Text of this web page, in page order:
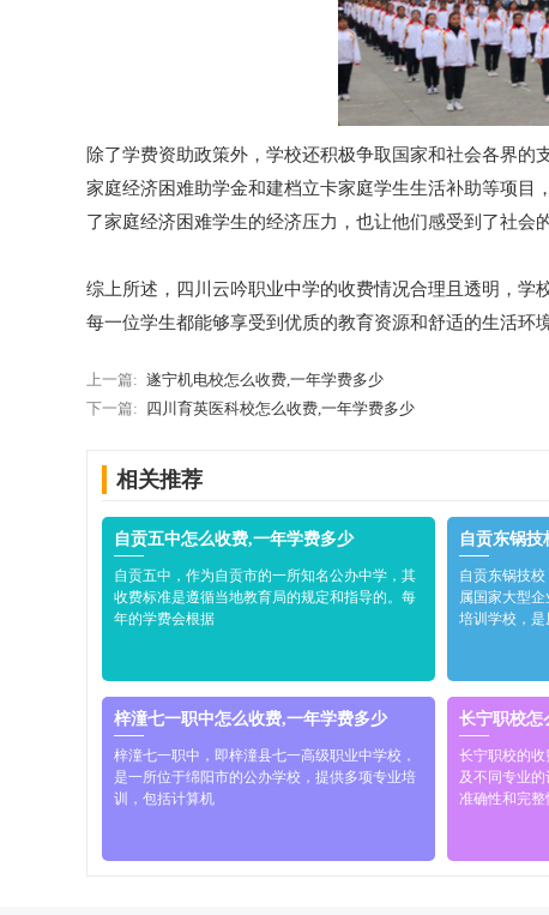
除了学费资助政策外，学校还积极争取国家和社会各界
家庭经济困难助学金和建档立卡家庭学生生活补助等项
了家庭经济困难学生的经济压力，也让他们感受到了社会
综上所述，四川云吟职业中学的收费情况合理且透明，学
每一位学生都能够享受到优质的教育资源和舒适的生活环境
上一篇: 遂宁机电校怎么收费,一年学费多少
下一篇: 四川育英医科校怎么收费,一年学费多少
相关推荐
自贡五中怎么收费,一年学费多少
自贡五中，作为自贡市的一所知名公办中学，其
收费标准是遵循当地教育局的规定和指导的。每
年的学费会根据
自贡东锅
自贡东锅技
属国家大型
培训学校，是
梓潼七一职中怎么收费,一年学费多少
梓潼七一职中，即梓潼县七一高级职业中学校，
是一所位于绵阳市的公办学校，提供多项专业培
训，包括计算机
长宁职校怎
长宁职校的
及不同专业
准确性和完整